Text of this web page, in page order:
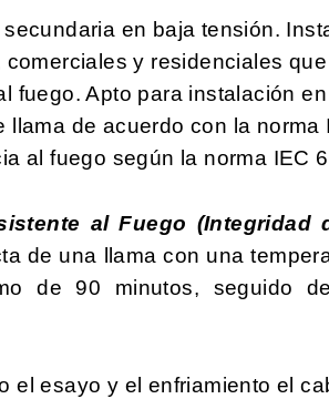
en baja tensión.
comerciales y residenciales
fuego. Apto para instalación
llama de acuerdo con la
al fuego según la norma IEC
al Fuego (Integridad
de una llama con una
de 90 minutos, seguido
el esayo y el enfriamiento el